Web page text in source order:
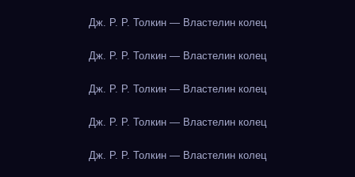
Дж. Р. Р. Толкин — Властелин колец
Дж. Р. Р. Толкин — Властелин колец
Дж. Р. Р. Толкин — Властелин колец
Дж. Р. Р. Толкин — Властелин колец
Дж. Р. Р. Толкин — Властелин колец